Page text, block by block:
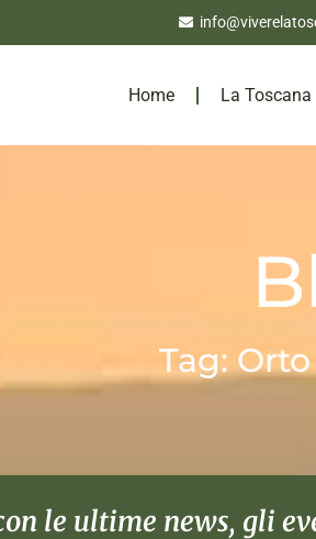
Home La
Tag:
le ultime news, gli